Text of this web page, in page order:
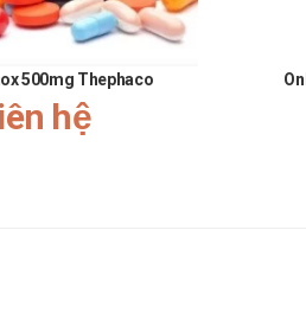
dùng được cho đối tượng này.
sử dụng với phụ nữ mang thai và
500mg Thephaco
hệ